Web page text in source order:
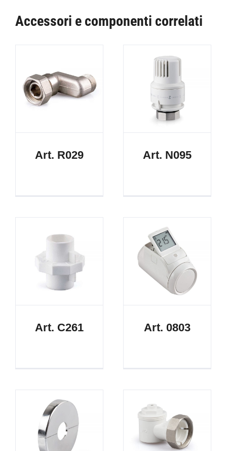
Accessori e componenti correlati
Art. R029 Art. N095
Art. C261 Art. 0803